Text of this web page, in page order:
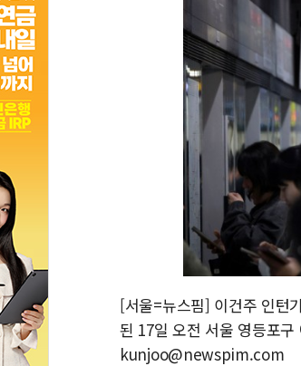
[서울=뉴스핌] 이건주 인턴
된 17일 오전 서울 영등포
kunjoo@newspim.com